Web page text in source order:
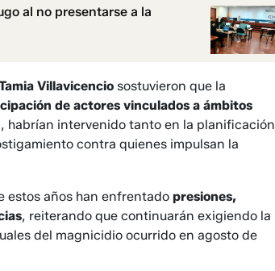
al no presentarse a la
Villavicencio sostuvieron que la
de actores vinculados a ámbitos
habrían intervenido tanto en la planificación
contra quienes impulsan la
estos años han enfrentado presiones,
, reiterando que continuarán exigiendo la
del magnicidio ocurrido en agosto de